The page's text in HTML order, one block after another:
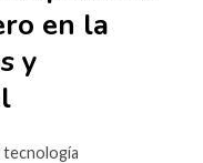
en la
y
tecnología